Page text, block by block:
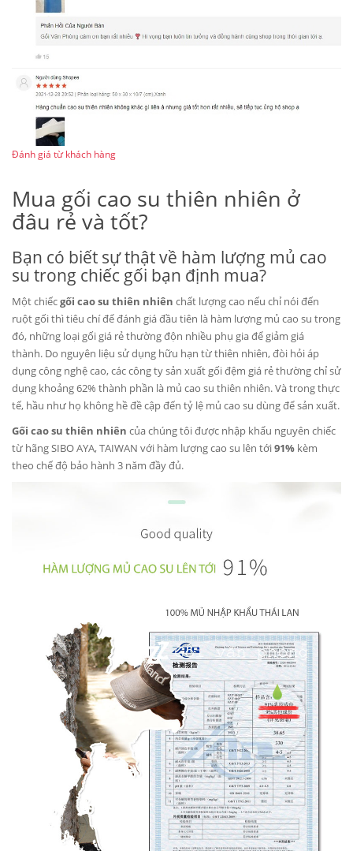
Đánh giá từ khách hàng
Mua gối cao su thiên nhiên ở
đâu rẻ và tốt?
Bạn có biết sự thật về hàm lượng mủ cao
su trong chiếc gối bạn định mua?
Một chiếcgối cao su thiên nhiên chất lượng cao nếu chỉ nói đến
ruột gối thì tiêu chí để đánh giá đầu tiên là hàm lượng mủ cao su trong
đó, những loại gối giá rẻ thường độn nhiều phụ gia để giảm giá
thành. Do nguyên liệu sử dụng hữu hạn từ thiên nhiên, đòi hỏi áp
dụng công nghệ cao, các công ty sản xuất gối đệm giá rẻ thường chỉ sử
dụng khoảng 62% thành phần là mủ cao su thiên nhiên. Và trong thực
tế, hầu như họ không hề đề cập đến tỷ lệ mủ cao su dùng để sản xuất.
Gối cao su thiên nhiên của chúng tôi được nhập khẩu nguyên chiếc
từ hãng SIBO AYA, TAIWAN với hàm lượng cao su lên tới91% kèm
theo chế độ bảo hành 3 năm đầy đủ.